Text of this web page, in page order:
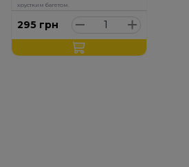
хрустким багетом.
295 грн